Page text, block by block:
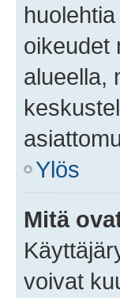
oikeudet
alueella,
Ylös
Mitä
voivat